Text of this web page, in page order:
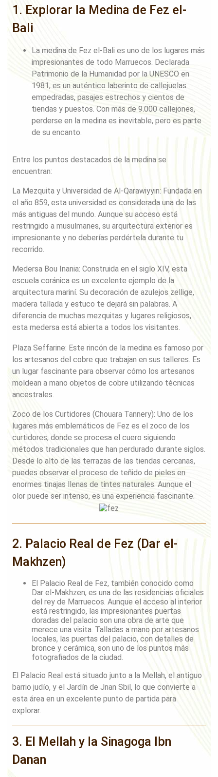
1. Explorar la Medina de Fez el-
Bali
La medina de Fez el-Bali es uno de los lugares más
impresionantes de todo Marruecos. Declarada
Patrimonio de la Humanidad por la UNESCO en
1981, es un auténtico laberinto de callejuelas
empedradas, pasajes estrechos y cientos de
tiendas y puestos. Con más de 9.000 callejones,
perderse en la medina es inevitable, pero es parte
de su encanto.
Entre los puntos destacados de la medina se
encuentran:
La Mezquita y Universidad de Al-Qarawiyyin: Fundada en
el año 859, esta universidad es considerada una de las
más antiguas del mundo. Aunque su acceso está
restringido a musulmanes, su arquitectura exterior es
impresionante y no deberías perdértela durante tu
recorrido.
Medersa Bou Inania: Construida en el siglo XIV, esta
escuela coránica es un excelente ejemplo de la
arquitectura mariní. Su decoración de azulejos zellige,
madera tallada y estuco te dejará sin palabras. A
diferencia de muchas mezquitas y lugares religiosos,
esta medersa está abierta a todos los visitantes.
Plaza Seffarine: Este rincón de la medina es famoso por
los artesanos del cobre que trabajan en sus talleres. Es
un lugar fascinante para observar cómo los artesanos
moldean a mano objetos de cobre utilizando técnicas
ancestrales.
Zoco de los Curtidores (Chouara Tannery): Uno de los
lugares más emblemáticos de Fez es el zoco de los
curtidores, donde se procesa el cuero siguiendo
métodos tradicionales que han perdurado durante siglos.
Desde lo alto de las terrazas de las tiendas cercanas,
puedes observar el proceso de teñido de pieles en
enormes tinajas llenas de tintes naturales. Aunque el
olor puede ser intenso, es una experiencia fascinante.
2. Palacio Real de Fez (Dar el-
Makhzen)
El Palacio Real de Fez, también conocido como
Dar el-Makhzen, es una de las residencias oficiales
del rey de Marruecos. Aunque el acceso al interior
está restringido, las impresionantes puertas
doradas del palacio son una obra de arte que
merece una visita. Talladas a mano por artesanos
locales, las puertas del palacio, con detalles de
bronce y cerámica, son uno de los puntos más
fotografiados de la ciudad.
El Palacio Real está situado junto a la Mellah, el antiguo
barrio judío, y el Jardín de Jnan Sbil, lo que convierte a
esta área en un excelente punto de partida para
explorar.
3. El Mellah y la Sinagoga Ibn
Danan